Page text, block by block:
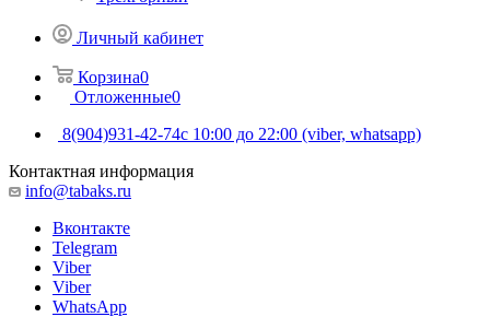
Личный кабинет
Корзина0
Отложенные0
8(904)931-42-74с 10:00 до 22:00 (viber, whatsapp)
Контактная информация
info@tabaks.ru
Вконтакте
Telegram
Viber
Viber
WhatsApp